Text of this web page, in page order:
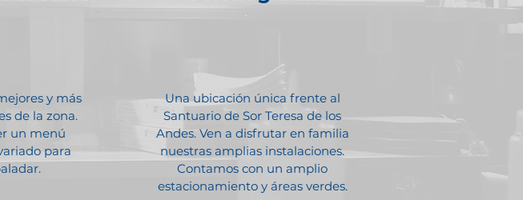
y más
de la zona.
un menú
para
Una ubicación única frente al
Santuario de Sor Teresa de los
Andes. Ven a disfrutar en familia
nuestras amplias instalaciones.
Contamos con un amplio
estacionamiento y áreas verdes.